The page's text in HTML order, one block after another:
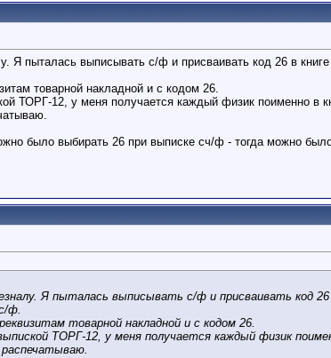
Я пыталась выписывать с/ф и присваивать код 26 в
товарной накладной и с кодом 26.
ТОРГ-12, у меня получается каждый физик поименно в
было выбирать 26 при выписке сч/ф - тогда можно
Я пыталась выписывать с/ф и присваивать код
ф.
товарной накладной и с кодом 26.
ТОРГ-12, у меня получается каждый физик